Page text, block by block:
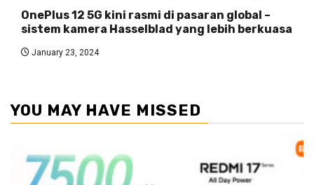
OnePlus 12 5G kini rasmi di pasaran global –
sistem kamera Hasselblad yang lebih berkuasa
January 23, 2024
YOU MAY HAVE MISSED